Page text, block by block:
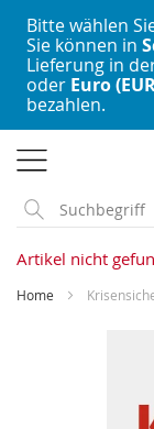
Bitte wählen
Sie können in
Lieferung in
oder Euro
bezahlen.
zum
Inhalt
Artikel nicht
Home